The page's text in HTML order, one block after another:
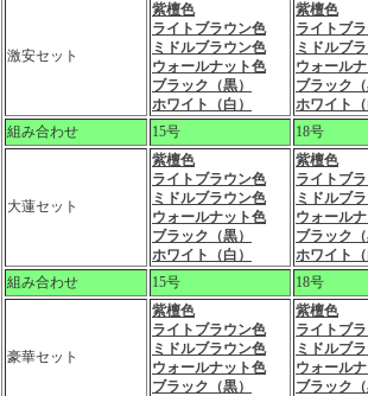
激安セット
紫檀色
ライトブラウン色
ミドルブラウン色
ウォールナット色
ブラック（黒）
ホワイト（白）
紫檀色
ライトブ
ミドルブ
ウォール
ブラック（
ホワイト（
組み合わせ
15号 18号
大蓮セット
紫檀色
ライトブラウン色
ミドルブラウン色
ウォールナット色
ブラック（黒）
ホワイト（白）
紫檀色
ライトブ
ミドルブ
ウォール
ブラック（
ホワイト（
組み合わせ
15号 18号
豪華セット
紫檀色
ライトブラウン色
ミドルブラウン色
ウォールナット色
ブラック（黒）
紫檀色
ライトブ
ミドルブ
ウォール
ブラック（